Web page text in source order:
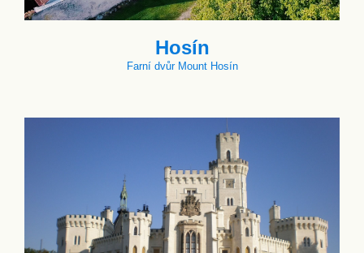
Hosín
Farní dvůr Mount Hosín